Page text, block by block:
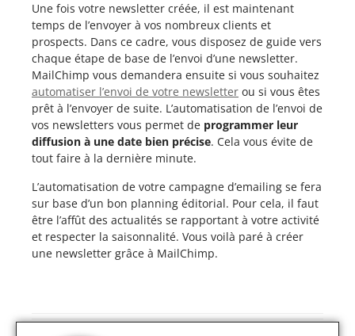
Une fois votre newsletter créée, il est maintenant
temps de l’envoyer à vos nombreux clients et
prospects. Dans ce cadre, vous disposez de guide vers
chaque étape de base de l’envoi d’une newsletter.
MailChimp vous demandera ensuite si vous souhaitez
automatiser l’envoi de votre newsletter ou si vous êtes
prêt à l’envoyer de suite. L’automatisation de l’envoi de
vos newsletters vous permet de programmer leur
diffusion à une date bien précise. Cela vous évite de
tout faire à la dernière minute.
L’automatisation de votre campagne d’emailing se fera
sur base d’un bon planning éditorial. Pour cela, il faut
être l’affût des actualités se rapportant à votre activité
et respecter la saisonnalité. Vous voilà paré à créer
une newsletter grâce à MailChimp.